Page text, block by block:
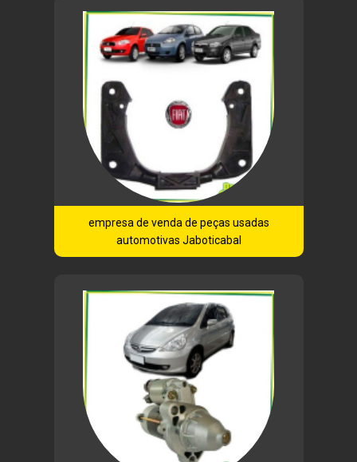
empresa de venda de peças usadas
automotivas Jaboticabal